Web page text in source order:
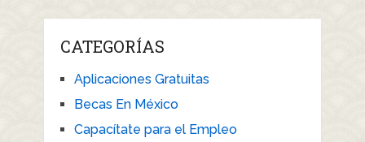
CATEGORÍAS
Aplicaciones Gratuitas
Becas En México
Capacítate para el Empleo